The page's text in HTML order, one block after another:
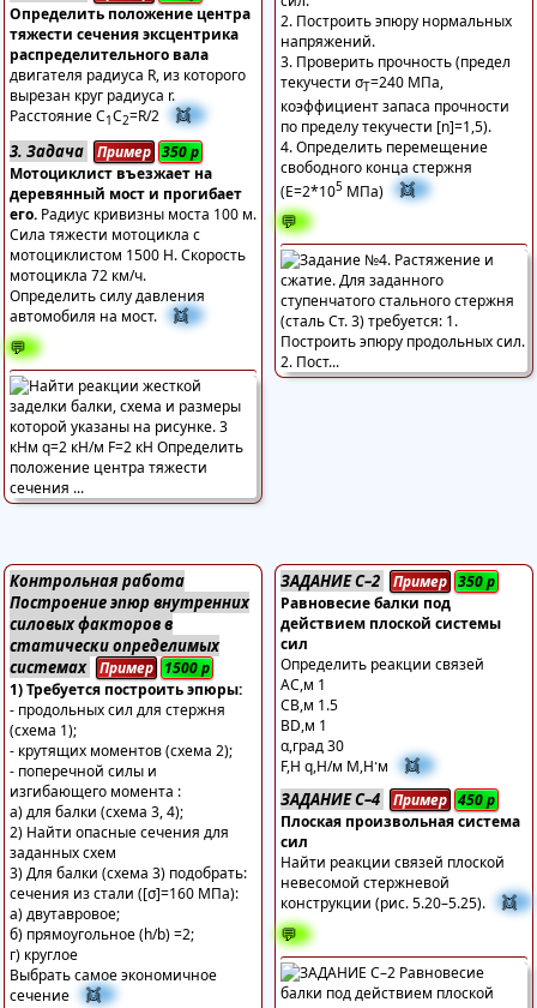
Определить положение центра
тяжести сечения эксцентрика
распределительного вала
двигателя радиуса R, из которого
вырезан круг радиуса r.
Расстояние C1C2=R/2 👯
3. Задача Пример 350р
Мотоциклист въезжает на
деревянный мост и прогибает
его. Радиус кривизны моста 100 м.
Сила тяжести мотоцикла с
мотоциклистом 1500 Н. Скорость
мотоцикла 72 км/ч.
Определить силу давления
автомобиля на мост.
👯
💬
2. Построить эпюру нормальных
напряжений.
3. Проверить прочность (предел
текучести σТ=240 МПа,
коэффициент запаса прочности
по пределу текучести [n]=1,5).
4. Определить перемещение
свободного конца стержня
(Е=2*105 МПа)
👯
💬
Контрольная работа
Построение эпюр внутренних
силовых факторов в
статически определимых
системах Пример 1500р
1) Требуется построить эпюры:
- продольных сил для стержня
(схема 1);
- крутящих моментов (схема 2);
- поперечной силы и
изгибающего момента :
а) для балки (схема 3, 4);
2) Найти опасные сечения для
заданных схем
3) Для балки (схема 3) подобрать:
сечения из стали ([σ]=160 МПа):
а) двутавровое;
б) прямоугольное (h/b) =2;
г) круглое
Выбрать самое экономичное
сечение
👯
ЗАДАНИЕ С–2 Пример 350р
Равновесие балки под
действием плоской системы
сил
Определить реакции связей
АС,м 1
СВ,м 1.5
ВD,м 1
α,град 30
F,H q,H/м M,H·м
👯
ЗАДАНИЕ С–4 Пример 450р
Плоская произвольная система
сил
Найти реакции связей плоской
невесомой стержневой
конструкции (рис. 5.20–5.25).
👯
💬